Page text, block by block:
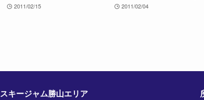
2011/02/15 2011/02/04
スキージャム勝山エリア